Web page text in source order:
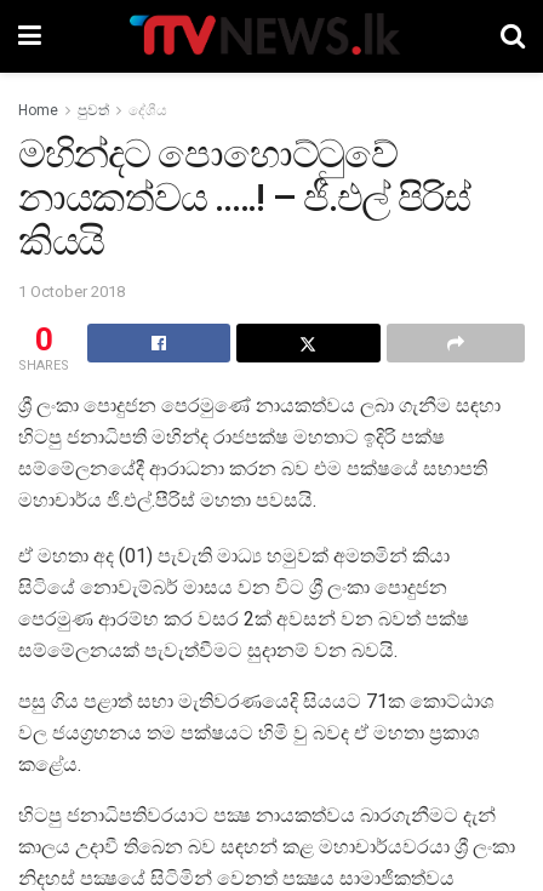
Home පුවත් දේශීය
මහින්දට පොහොට්ටුවේ
නායකත්වය …..! – ජී.එල් පිරිස්
කියයි
1 October 2018
0
SHARES
ශ්‍රී ලංකා පොදුජන පෙරමුණේ නායකත්වය ලබා ගැනීම සඳහා
හිටපු ජනාධිපති මහින්ද රාජපක්ෂ මහතාට ඉදිරි පක්ෂ
සම්මේලනයේදී ආරාධනා කරන බව එම පක්ෂයේ සභාපති
මහාචාර්ය ජි.එල්.පීරිස් මහතා පවසයි.
ඒ මහතා අද (01) පැවැති මාධ්‍ය හමුවක් අමතමින් කියා
සිටියේ නොවැම්බර් මාසය වන විට ශ්‍රී ලංකා පොදුජන
පෙරමුණ ආරම්භ කර වසර 2ක් අවසන් වන බවත් පක්ෂ
සම්මේලනයක් පැවැත්වීමට සුදානම් වන බවයි.
පසු ගිය පළාත් සභා මැතිවරණයෙදි සියයට 71ක කොට්ඨාශ
වල ජයග්‍රහනය තම පක්ෂයට හිමි වු බවද ඒ මහතා ප්‍රකාශ
කළේය.
හිටපු ජනාධිපතිවරයාට පක්‍ෂ නායකත්වය බාරගැනීමට දැන්
කාලය උදාවී තිබෙන බව සඳහන් කළ මහාචාර්යවරයා ශ්‍රී ලංකා
නිදහස් පක්‍ෂයේ සිටිමින් වෙනත් පක්‍ෂය සාමාජිකත්වය